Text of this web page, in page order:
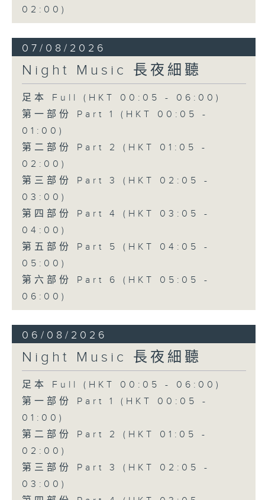
02:00)
07/08/2026
Night Music 長夜細聽
足本 Full (HKT 00:05 - 06:00)
第一部份 Part 1 (HKT 00:05 -
01:00)
第二部份 Part 2 (HKT 01:05 -
02:00)
第三部份 Part 3 (HKT 02:05 -
03:00)
第四部份 Part 4 (HKT 03:05 -
04:00)
第五部份 Part 5 (HKT 04:05 -
05:00)
第六部份 Part 6 (HKT 05:05 -
06:00)
06/08/2026
Night Music 長夜細聽
足本 Full (HKT 00:05 - 06:00)
第一部份 Part 1 (HKT 00:05 -
01:00)
第二部份 Part 2 (HKT 01:05 -
02:00)
第三部份 Part 3 (HKT 02:05 -
03:00)